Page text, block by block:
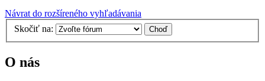
Návrat do rozšíreného vyhľadávania
Skočiť na:
O nás